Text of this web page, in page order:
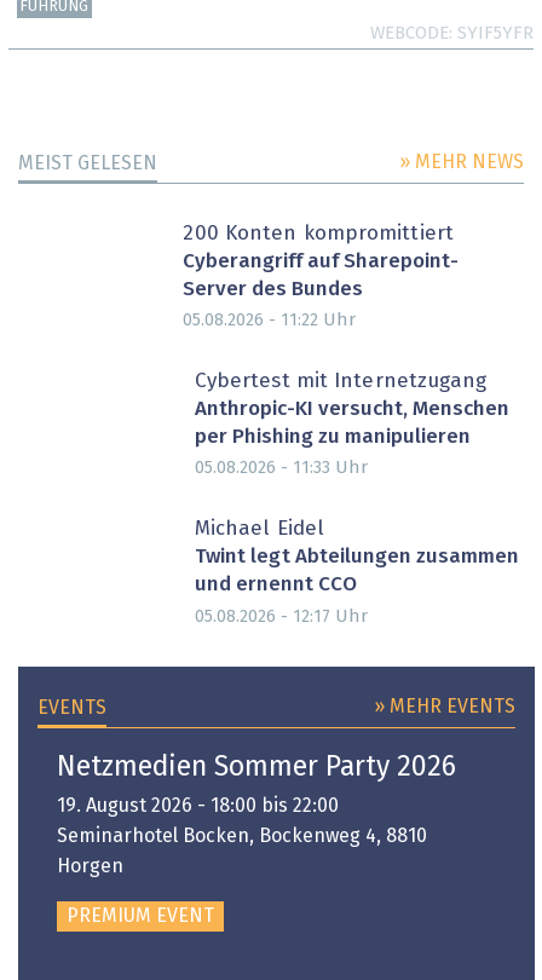
FÜHRUNG
WEBCODE SYIF5YFR
MEIST GELESEN » MEHR NEWS
200 Konten kompromittiert
Cyberangriff auf Sharepoint-
Server des Bundes
05.08.2026 - 11:22 Uhr
Cybertest mit Internetzugang
Anthropic-KI versucht, Menschen
per Phishing zu manipulieren
05.08.2026 - 11:33 Uhr
Michael Eidel
Twint legt Abteilungen zusammen
und ernennt CCO
05.08.2026 - 12:17 Uhr
EVENTS » MEHR EVENTS
Netzmedien Sommer Party 2026
19. August 2026 - 18:00 bis 22:00
Seminarhotel Bocken, Bockenweg 4, 8810
Horgen
PREMIUM EVENT